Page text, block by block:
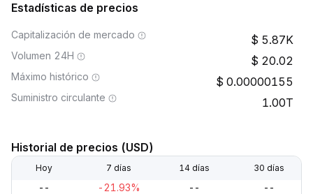
Estadísticas de precios
Capitalización de mercado 5.87K
Volumen 24H 20.02
Máximo histórico 0.00000155
Suministro circulante 1.00T
Historial de precios (USD)
Hoy 7 días 14 días 30 días
-- -21.93% -- --